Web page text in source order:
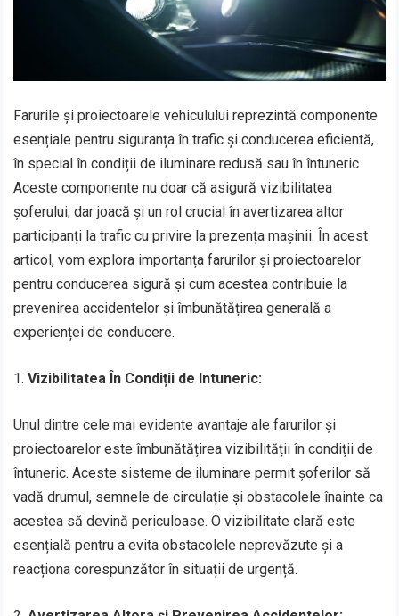
Farurile și proiectoarele vehiculului reprezintă componente
esențiale pentru siguranța în trafic și conducerea eficientă,
în special în condiții de iluminare redusă sau în întuneric.
Aceste componente nu doar că asigură vizibilitatea
șoferului, dar joacă și un rol crucial în avertizarea altor
participanți la trafic cu privire la prezența mașinii. În acest
articol, vom explora importanța farurilor și proiectoarelor
pentru conducerea sigură și cum acestea contribuie la
prevenirea accidentelor și îmbunătățirea generală a
experienței de conducere.
1.Vizibilitatea În Condiții de Intuneric:
Unul dintre cele mai evidente avantaje ale farurilor și
proiectoarelor este îmbunătățirea vizibilității în condiții de
întuneric. Aceste sisteme de iluminare permit șoferilor să
vadă drumul, semnele de circulație și obstacolele înainte ca
acestea să devină periculoase. O vizibilitate clară este
esențială pentru a evita obstacolele neprevăzute și a
reacționa corespunzător în situații de urgență.